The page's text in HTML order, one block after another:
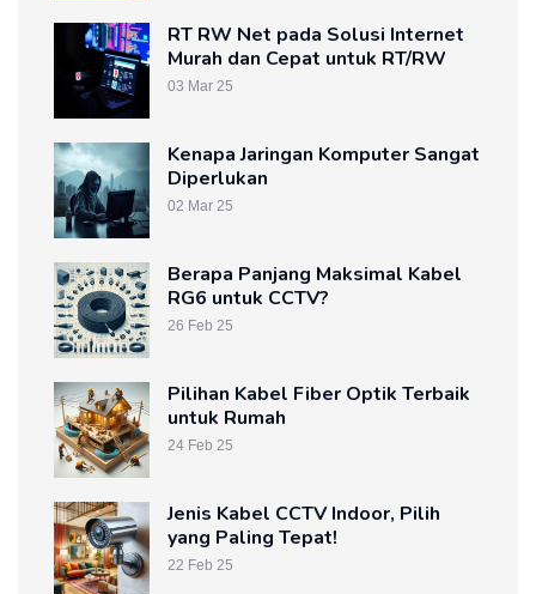
RT RW Net pada Solusi Internet
Murah dan Cepat untuk RT/RW
03 Mar 25
Kenapa Jaringan Komputer Sangat
Diperlukan
02 Mar 25
Berapa Panjang Maksimal Kabel
RG6 untuk CCTV?
26 Feb 25
Pilihan Kabel Fiber Optik Terbaik
untuk Rumah
24 Feb 25
Jenis Kabel CCTV Indoor, Pilih
yang Paling Tepat!
22 Feb 25